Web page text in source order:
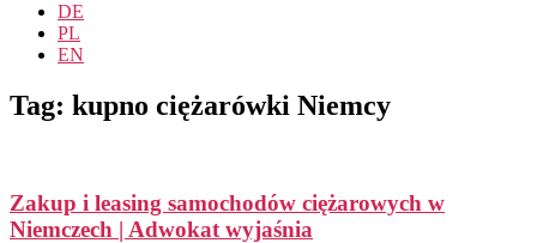
DE
PL
EN
Tag: kupno ciężarówki Niemcy
Zakup i leasing samochodów ciężarowych w
Niemczech | Adwokat wyjaśnia